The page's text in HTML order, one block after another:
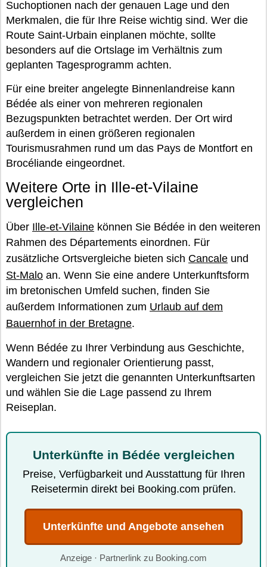
Suchoptionen nach der genauen Lage und den
Merkmalen, die für Ihre Reise wichtig sind. Wer die
Route Saint-Urbain einplanen möchte, sollte
besonders auf die Ortslage im Verhältnis zum
geplanten Tagesprogramm achten.
Für eine breiter angelegte Binnenlandreise kann
Bédée als einer von mehreren regionalen
Bezugspunkten betrachtet werden. Der Ort wird
außerdem in einen größeren regionalen
Tourismusrahmen rund um das Pays de Montfort en
Brocéliande eingeordnet.
Weitere Orte in Ille-et-Vilaine
vergleichen
Über Ille-et-Vilaine können Sie Bédée in den weiteren
Rahmen des Départements einordnen. Für
zusätzliche Ortsvergleiche bieten sich Cancale und
St-Malo an. Wenn Sie eine andere Unterkunftsform
im bretonischen Umfeld suchen, finden Sie
außerdem Informationen zum Urlaub auf dem
Bauernhof in der Bretagne.
Wenn Bédée zu Ihrer Verbindung aus Geschichte,
Wandern und regionaler Orientierung passt,
vergleichen Sie jetzt die genannten Unterkunftsarten
und wählen Sie die Lage passend zu Ihrem
Reiseplan.
Unterkünfte in Bédée vergleichen
Preise, Verfügbarkeit und Ausstattung für Ihren
Reisetermin direkt bei Booking.com prüfen.
Unterkünfte und Angebote ansehen
Anzeige · Partnerlink zu Booking.com